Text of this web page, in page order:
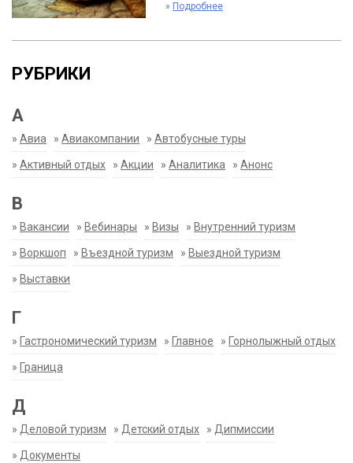
» Подробнее
РУБРИКИ
А
» Авиа » Авиакомпании » Автобусные туры
» Активный отдых » Акции » Аналитика » Анонс
В
» Вакансии » Вебинары » Визы » Внутренний туризм
» Воркшоп » Въездной туризм » Выездной туризм
» Выставки
Г
» Гастрономический туризм » Главное » Горнолыжный отдых
» Граница
Д
» Деловой туризм » Детский отдых » Дипмиссии
» Документы